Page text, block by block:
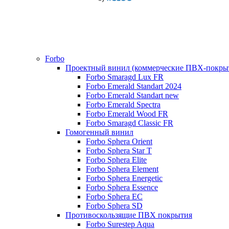
Forbo
Проектный винил (коммерческие ПВХ-
Forbo Smaragd Lux FR
Forbo Emerald Standart 2024
Forbo Emerald Standart new
Forbo Emerald Spectra
Forbo Emerald Wood FR
Forbo Smaragd Classic FR
Гомогенный винил
Forbo Sphera Orient
Forbo Sphera Star T
Forbo Sphera Elite
Forbo Sphera Element
Forbo Sphera Energetic
Forbo Sphera Essence
Forbo Sphera EC
Forbo Sphera SD
Противоскользящие ПВХ покрытия
Forbo Surestep Aqua